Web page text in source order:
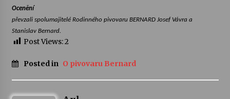
Želiv
Petr Adamec – Malovaný svět
Ocenění
převzali spolumajitelé Rodinného pivovaru BERNARD Josef Vávra a
Stanislav Bernard.
Post Views:2
Posted in O pivovaru Bernard